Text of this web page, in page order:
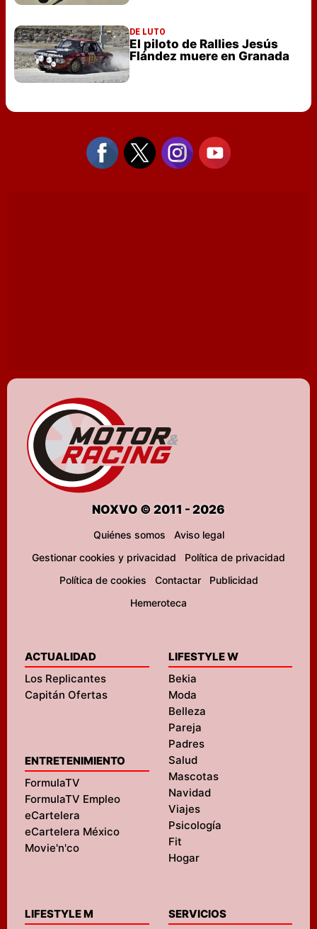
DE LUTO
El piloto de Rallies Jesús
Flández muere en Granada
NOXVO © 2011 - 2026
Quiénes somos
Aviso legal
Gestionar cookies y privacidad
Política de privacidad
Política de cookies
Contactar
Publicidad
Hemeroteca
ACTUALIDAD
Los Replicantes
Capitán Ofertas
ENTRETENIMIENTO
FormulaTV
FormulaTV Empleo
eCartelera
eCartelera México
Movie'n'co
LIFESTYLE W
Bekia
Moda
Belleza
Pareja
Padres
Salud
Mascotas
Navidad
Viajes
Psicología
Fit
Hogar
LIFESTYLE M SERVICIOS